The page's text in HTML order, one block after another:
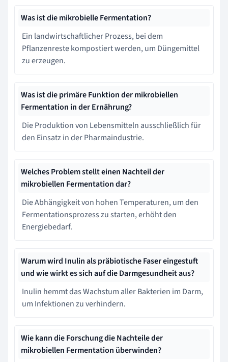
Was ist die mikrobielle Fermentation?
Ein landwirtschaftlicher Prozess, bei dem
Pflanzenreste kompostiert werden, um Düngemittel
zu erzeugen.
Was ist die primäre Funktion der mikrobiellen
Fermentation in der Ernährung?
Die Produktion von Lebensmitteln ausschließlich für
den Einsatz in der Pharmaindustrie.
Welches Problem stellt einen Nachteil der
mikrobiellen Fermentation dar?
Die Abhängigkeit von hohen Temperaturen, um den
Fermentationsprozess zu starten, erhöht den
Energiebedarf.
Warum wird Inulin als präbiotische Faser eingestuft
und wie wirkt es sich auf die Darmgesundheit aus?
Inulin hemmt das Wachstum aller Bakterien im Darm,
um Infektionen zu verhindern.
Wie kann die Forschung die Nachteile der
mikrobiellen Fermentation überwinden?